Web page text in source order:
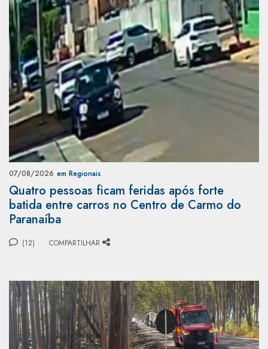
07/08/2026 em Regionais
Quatro pessoas ficam feridas após forte
batida entre carros no Centro de Carmo do
Paranaíba
(12) COMPARTILHAR